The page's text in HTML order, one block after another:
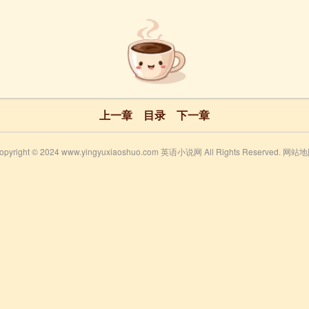
上一章 目录 下一章
© 2024 www.yingyuxiaoshuo.com 英语小说网 All Rights Reserved. 网站